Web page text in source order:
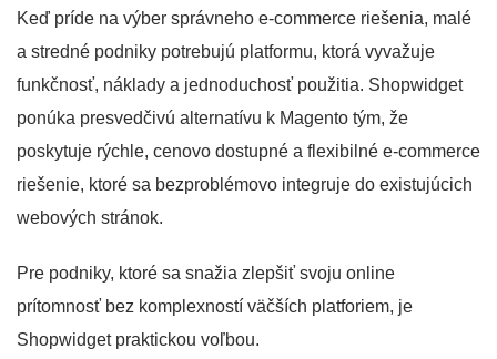
Keď príde na výber správneho e-commerce riešenia, malé
a stredné podniky potrebujú platformu, ktorá vyvažuje
funkčnosť, náklady a jednoduchosť použitia. Shopwidget
ponúka presvedčivú alternatívu k Magento tým, že
poskytuje rýchle, cenovo dostupné a flexibilné e-commerce
riešenie, ktoré sa bezproblémovo integruje do existujúcich
webových stránok.
Pre podniky, ktoré sa snažia zlepšiť svoju online
prítomnosť bez komplexností väčších platforiem, je
Shopwidget praktickou voľbou.